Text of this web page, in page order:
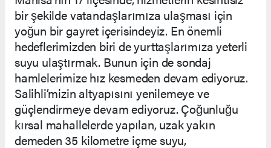
bir şekilde vatandaşlarımıza ulaşması için
yoğun bir gayret içerisindeyiz. En önemli
hedeflerimizden biri de yurttaşlarımıza yeterli
suyu ulaştırmak. Bunun için de sondaj
hamlelerimize hız kesmeden devam ediyoruz.
Salihli’mizin altyapısını yenilemeye ve
güçlendirmeye devam ediyoruz. Çoğunluğu
kırsal mahallelerde yapılan, uzak yakın
demeden 35 kilometre içme suyu,